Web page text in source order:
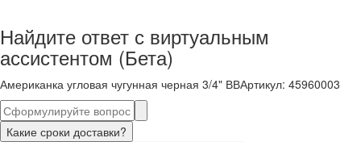
Найдите ответ с виртуальным
ассистентом (Бета)
Американка угловая чугунная черная 3/4" ВВАртикул: 45960003
Какие сроки доставки?